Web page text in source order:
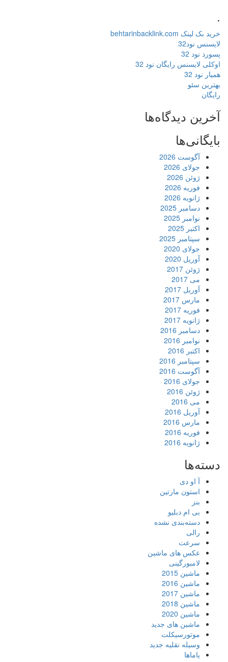
خرید بک لینک behtarinbacklink.com
لایسنس نود32
پسورد نود 32
اوکلی لایسنس رایگان نود 32
همیار نود 32
بهترین سئو
رایگان
آخرین دیدگاه‌ها
بایگانی‌ها
آگوست 2026
جولای 2026
ژوئن 2026
فوریه 2026
ژانویه 2026
دسامبر 2025
نوامبر 2025
اکتبر 2025
سپتامبر 2025
جولای 2020
آوریل 2020
ژوئن 2017
می 2017
آوریل 2017
مارس 2017
فوریه 2017
ژانویه 2017
دسامبر 2016
نوامبر 2016
اکتبر 2016
سپتامبر 2016
آگوست 2016
جولای 2016
ژوئن 2016
می 2016
آوریل 2016
مارس 2016
فوریه 2016
ژانویه 2016
دسته‌ها
آ او دی
استون مارتین
بنز
بی ام دبلیو
دسته‌بندی نشده
رالی
سرعت
عکس های ماشین
لامبورگینی
ماشین 2015
ماشین 2016
ماشین 2017
ماشین 2018
ماشین 2020
ماشین های جدید
موتورسیکلت
وسیله نقلیه جدید
یاماها